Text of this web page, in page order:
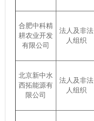
合肥中科精
耕农业开发
有限公司
法人及非法
人组织
北京新中水
西拓能源有
限公司
法人及非法
人组织